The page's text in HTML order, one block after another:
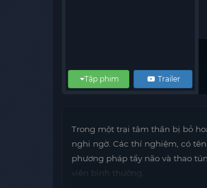
Trailer
Tập phim
Trong một trại tâm thần bị bỏ
nghi ngờ. Các thí nghiệm, có
phương pháp tẩy não và thao
viện bình thường.